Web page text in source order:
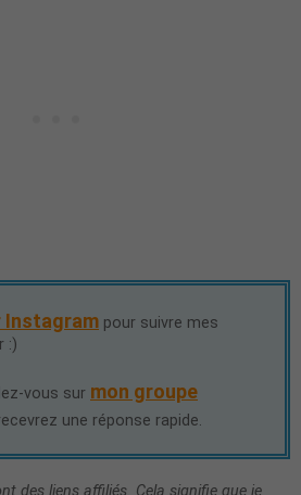
Instagram pour suivre mes
:)
vous sur mon groupe
une réponse rapide.
des liens affiliés. Cela signifie que je